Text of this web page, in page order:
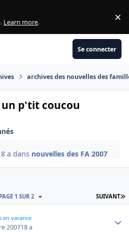
Learn more. ×
Se connecter
archives des nouvelles des
p'tit coucou
a dans nouvelles des FA 2007
SUIVANT
PAGE 1 SUR 2
en vacance
200718 a